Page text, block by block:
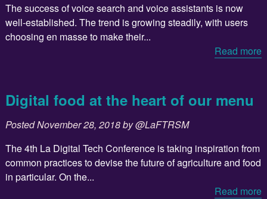
The success of voice search and voice assistants is now
well-established. The trend is growing steadily, with users
choosing en masse to make their...
Read more
Digital food at the heart of our menu
PostedNovember 28, 2018by@LaFTRSM
The 4th La Digital Tech Conference is taking inspiration from
common practices to devise the future of agriculture and food
in particular. On the...
Read more